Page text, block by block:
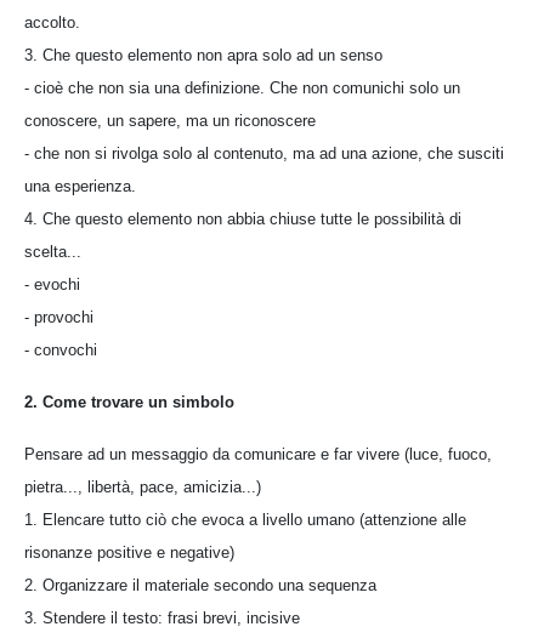
accolto.
3. Che questo elemento non apra solo ad un senso
- cioè che non sia una definizione. Che non comunichi solo un
conoscere, un sapere, ma un riconoscere
- che non si rivolga solo al contenuto, ma ad una azione, che susciti
una esperienza.
4. Che questo elemento non abbia chiuse tutte le possibilità di
scelta...
- evochi
- provochi
- convochi
2. Come trovare un simbolo
Pensare ad un messaggio da comunicare e far vivere (luce, fuoco,
pietra..., libertà, pace, amicizia...)
1. Elencare tutto ciò che evoca a livello umano (attenzione alle
risonanze positive e negative)
2. Organizzare il materiale secondo una sequenza
3. Stendere il testo: frasi brevi, incisive